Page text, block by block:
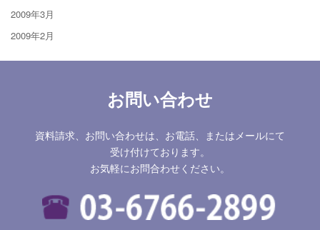
2009年3月
2009年2月
お問い合わせ
資料請求、お問い合わせは、お電話、またはメールにて
受け付けております。
お気軽にお問合わせください。